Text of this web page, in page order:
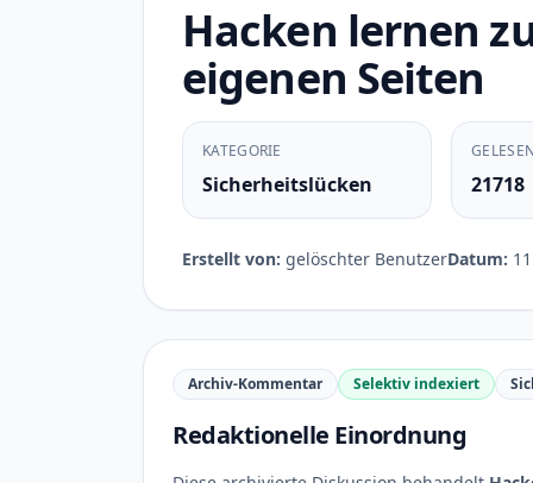
Hacken lernen
eigenen Seiten
KATEGORIE
Sicherheitslücken 21718
Erstellt von: gelöschter BenutzerDatum:
Archiv-Kommentar Selektiv indexiert
Redaktionelle Einordnung